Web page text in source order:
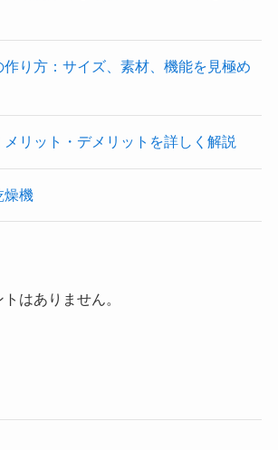
り方：サイズ、素材、機能を見極め
リット・デメリットを詳しく解説
燥機
はありません。